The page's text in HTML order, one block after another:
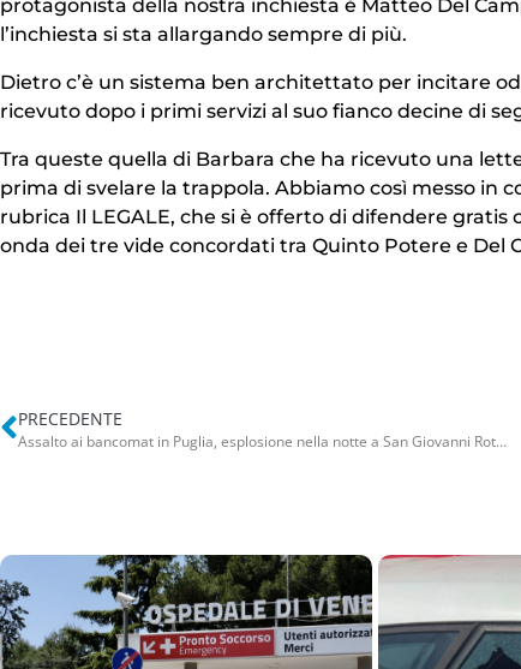
protagonista della nostra inchiesta è Matteo Del
l’inchiesta si sta allargando sempre di più.
Dietro c’è un sistema ben architettato per incitare
ricevuto dopo i primi servizi al suo fianco decine di
Tra queste quella di Barbara che ha ricevuto una
prima di svelare la trappola. Abbiamo così messo in
rubrica Il LEGALE, che si è offerto di difendere
onda dei tre vide concordati tra Quinto Potere e Del
PRECEDENTE
Assalto ai bancomat in Puglia, esplosione nella notte a San Giovanni Rotondo: distrutto sportello della banca MPS